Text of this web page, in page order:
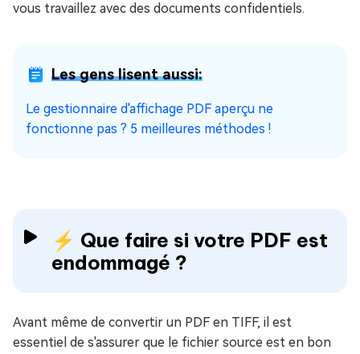
vous travaillez avec des documents confidentiels.
Les gens lisent aussi:
Le gestionnaire d'affichage PDF aperçu ne
fonctionne pas ? 5 meilleures méthodes !
⚡ Que faire si votre PDF est
endommagé ?
Avant même de convertir un PDF en TIFF, il est
essentiel de s'assurer que le fichier source est en bon